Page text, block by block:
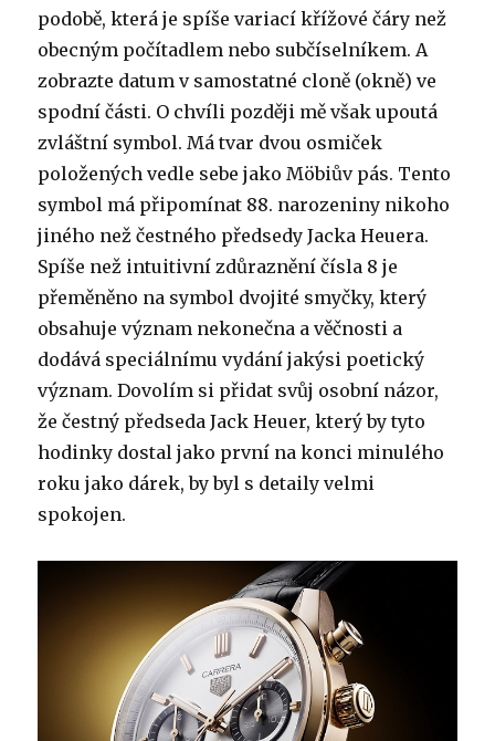
podobě, která je spíše variací křížové čáry než
obecným počítadlem nebo subčíselníkem. A
zobrazte datum v samostatné cloně (okně) ve
spodní části. O chvíli později mě však upoutá
zvláštní symbol. Má tvar dvou osmiček
položených vedle sebe jako Möbiův pás. Tento
symbol má připomínat 88. narozeniny nikoho
jiného než čestného předsedy Jacka Heuera.
Spíše než intuitivní zdůraznění čísla 8 je
přeměněno na symbol dvojité smyčky, který
obsahuje význam nekonečna a věčnosti a
dodává speciálnímu vydání jakýsi poetický
význam. Dovolím si přidat svůj osobní názor,
že čestný předseda Jack Heuer, který by tyto
hodinky dostal jako první na konci minulého
roku jako dárek, by byl s detaily velmi
spokojen.